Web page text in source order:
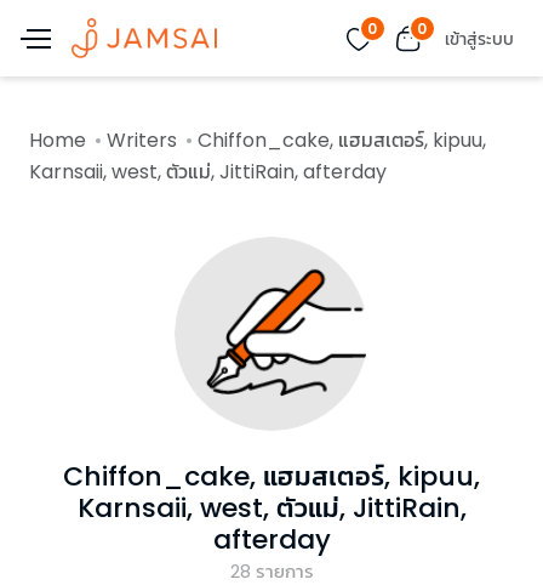
0 0 เข้าสู่ระบบ
Home Writers
Chiffon_cake, แฮมสเตอร์, kipuu,
Karnsaii, west, ตัวแม่, JittiRain, afterday
Chiffon_cake, แฮมสเตอร์, kipuu,
Karnsaii, west, ตัวแม่, JittiRain,
afterday
28 รายการ